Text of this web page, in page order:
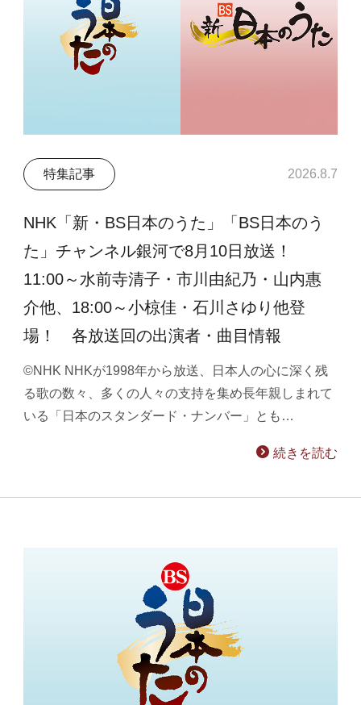
特集記事 2026.8.7
NHK「新・BS日本のうた」「BS日本のう
た」チャンネル銀河で8月10日放送！
11:00～水前寺清子・市川由紀乃・山内惠
介他、18:00～小椋佳・石川さゆり他登
場！ 各放送回の出演者・曲目情報
©NHK NHKが1998年から放送、日本人の心に深く残
る歌の数々、多くの人々の支持を集め長年親しまれて
いる「日本のスタンダード・ナンバー」とも…
続きを読む